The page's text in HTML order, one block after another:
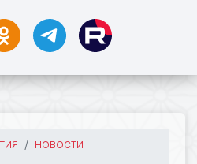
НОВОСТИ